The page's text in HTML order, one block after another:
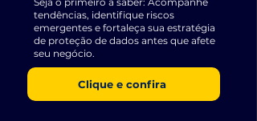
tendências, identifique riscos
emergentes e fortaleça sua estratégia
de proteção de dados antes que afete
seu negócio.
Clique e confira